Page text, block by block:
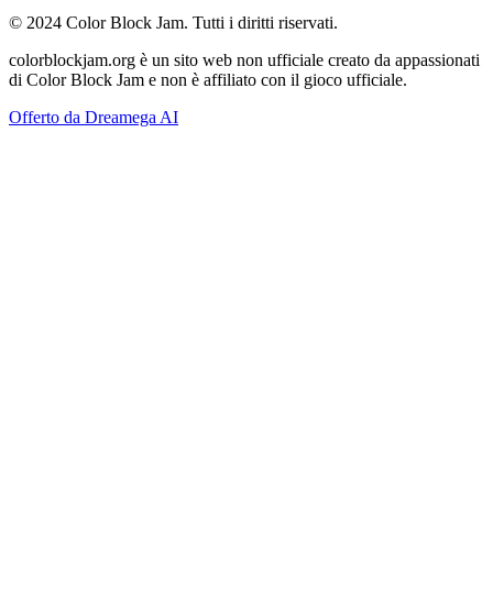
© 2024 Color Block Jam. Tutti i diritti riservati.
colorblockjam.org è un sito web non ufficiale creato da appassionati
di Color Block Jam e non è affiliato con il gioco ufficiale.
Offerto da Dreamega AI